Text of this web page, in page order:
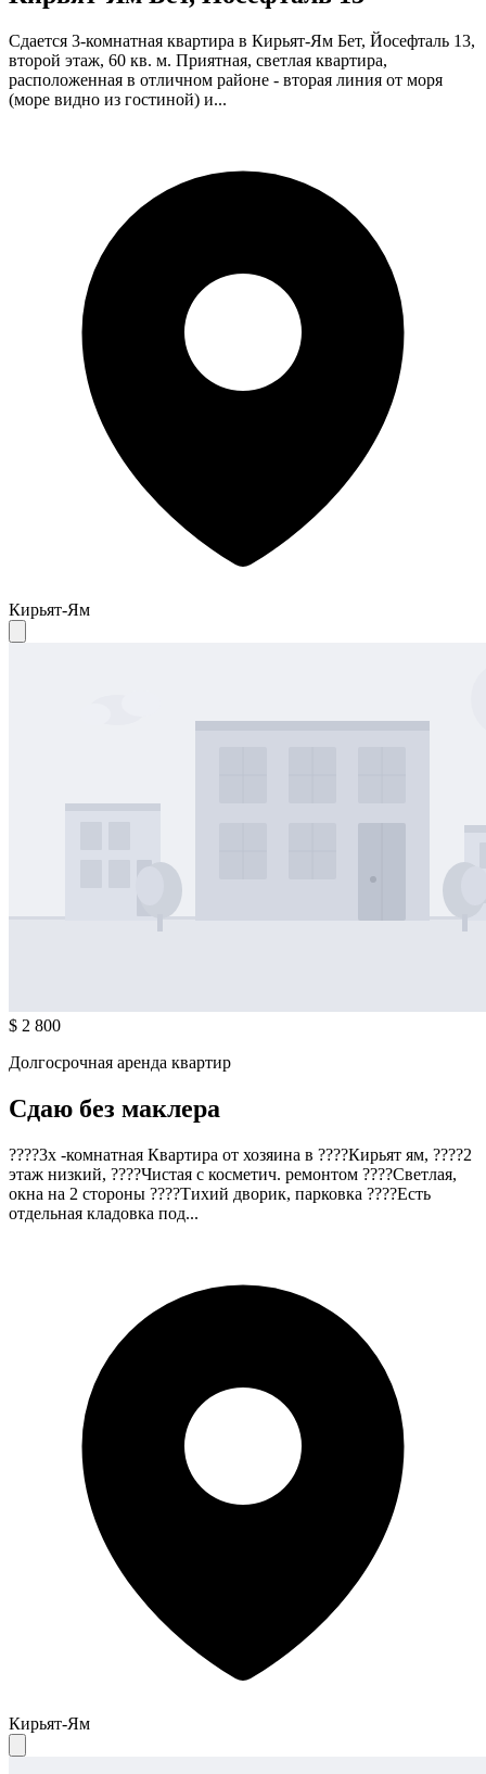
Сдается 3-комнатная квартира в Кирьят-Ям Бет, Йосефталь 13,
второй этаж, 60 кв. м. Приятная, светлая квартира,
расположенная в отличном районе - вторая линия от моря
(море видно из гостиной) и...
Кирьят-Ям
$ 2 800
Долгосрочная аренда квартир
Сдаю без маклера
????3х -комнатная Квартира от хозяина в ????Кирьят ям, ????2
этаж низкий, ????Чистая с косметич. ремонтом ????Светлая,
окна на 2 стороны ????Тихий дворик, парковка ????Есть
отдельная кладовка под...
Кирьят-Ям